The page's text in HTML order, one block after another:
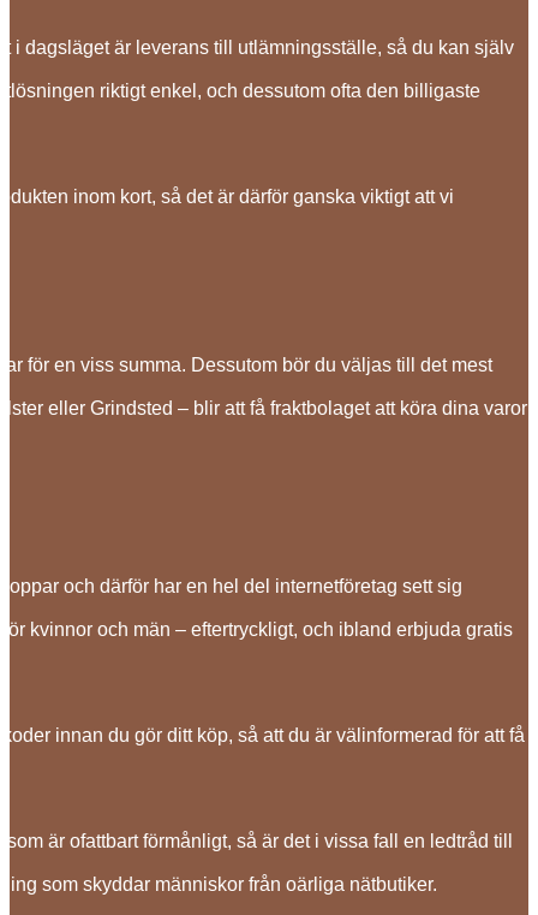
i dagsläget är leverans till utlämningsställe, så du kan själv
riktigt enkel, och dessutom ofta den billigaste
inom kort, så det är därför ganska viktigt att vi
för en viss summa. Dessutom bör du väljas till det mest
eller Grindsted – blir att få fraktbolaget att köra dina varor
och därför har en hel del internetföretag sett sig
kvinnor och män – eftertryckligt, och ibland erbjuda gratis
innan du gör ditt köp, så att du är välinformerad för att få
är ofattbart förmånligt, så är det i vissa fall en ledtråd till
som skyddar människor från oärliga nätbutiker.